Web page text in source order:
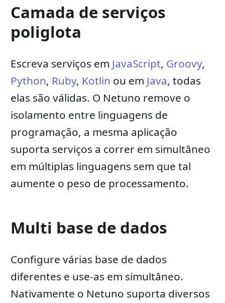
Camada de serviços
poliglota
Escreva serviços em JavaScript, Groovy,
Python, Ruby, Kotlin ou em Java, todas
elas são válidas. O Netuno remove o
isolamento entre linguagens de
programação, a mesma aplicação
suporta serviços a correr em simultâneo
em múltiplas linguagens sem que tal
aumente o peso de processamento.
Multi base de dados
Configure várias base de dados
diferentes e use-as em simultâneo.
Nativamente o Netuno suporta diversos